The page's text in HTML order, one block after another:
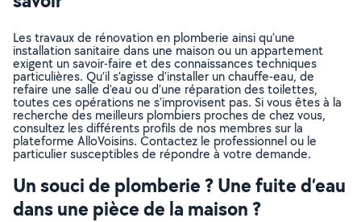
Les travaux de rénovation en plomberie ainsi qu’une
installation sanitaire dans une maison ou un appartement
exigent un savoir-faire et des connaissances techniques
particulières. Qu’il s’agisse d’installer un chauffe-eau, de
refaire une salle d’eau ou d’une réparation des toilettes,
toutes ces opérations ne s’improvisent pas. Si vous êtes à la
recherche des meilleurs plombiers proches de chez vous,
consultez les différents profils de nos membres sur la
plateforme AlloVoisins. Contactez le professionnel ou le
particulier susceptibles de répondre à votre demande.
Un souci de plomberie ? Une fuite d’eau
dans une pièce de la maison ?